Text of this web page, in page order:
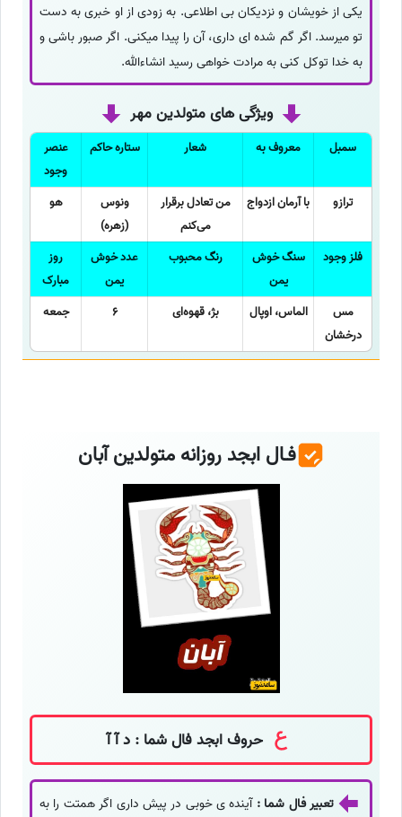
یکی از خویشان و نزدیکان بی اطلاعی. به زودی از او خبری به دست
تو میرسد. اگر گم شده ای داری، آن را پیدا میکنی. اگر صبور باشی و
به خدا توکل کنی به مرادت خواهی رسید انشاءالله.
ویژگی های متولدین مهر
سمبل معروف به شعار ستاره حاکم
عنصر
وجود
ترازو
با آرمان ازدواج
من تعادل برقرار
می‌کنم
ونوس
(زهره)
هو
فلز وجود
سنگ خوش
یمن
رنگ محبوب
عدد خوش
یمن
روز
مبارک
مس
درخشان
الماس، اوپال بژ، قهوه‌ای 6 جمعه
فـال ابجد روزانه متولدین آبان
حروف ابجد فال شما : د آ آ
تعبیر فال شما : آینده ی خوبی در پیش داری اگر همتت را به